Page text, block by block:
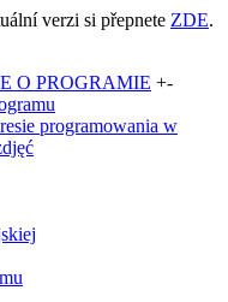
verzi si přepnete ZDE.
O PROGRAMIE +-
programowania w